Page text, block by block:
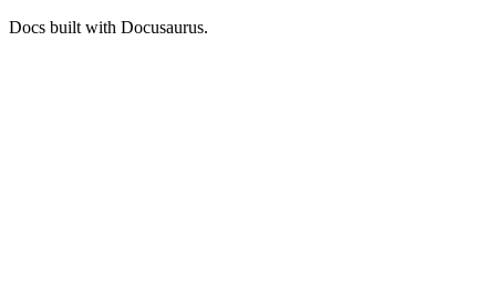
Docs built with Docusaurus.